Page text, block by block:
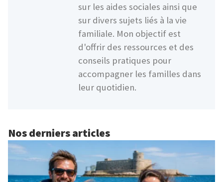
sur les aides sociales ainsi que
sur divers sujets liés à la vie
familiale. Mon objectif est
d'offrir des ressources et des
conseils pratiques pour
accompagner les familles dans
leur quotidien.
Nos derniers articles